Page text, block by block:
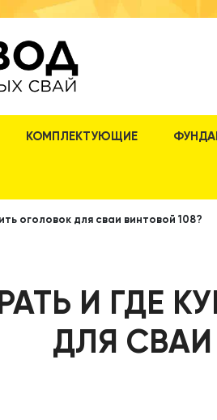
КОМПЛЕКТУЮЩИЕ
оголовок для сваи винтовой 108?
И ГДЕ
ДЛЯ СВАИ